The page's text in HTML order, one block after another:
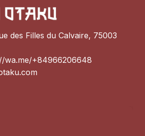
des Filles du Calvaire, 75003
wa.me/+84966206648